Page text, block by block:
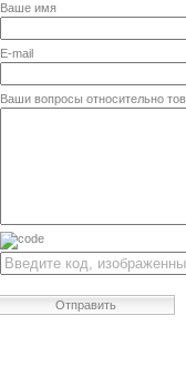
Ваше имя
E-mail
Ваши вопросы относительно
Отправить